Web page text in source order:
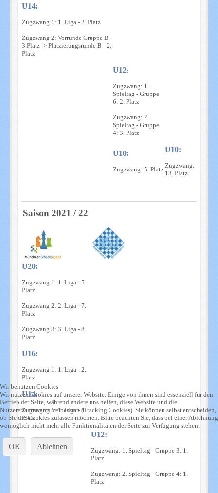
U14:
Zugzwang 1: 1. Liga - 2. Platz
Zugzwang 2: Vorrunde Gruppe B -
3.Platz -> Platzierungsrunde B - 2.
Platz
U12:
Zugzwang: 1.
Spieltag - Gruppe
6: 2. Platz
Zugzwang: 2.
Spieltag - Gruppe
4: 3. Platz
U10:
Zugzwang: 5. Platz
U10:
Zugzwang:
13. Platz
Saison 2021 / 22
U20:
Zugzwang 1: 1. Liga - 5.
Platz
Zugzwang 2: 2. Liga - 7.
Platz
Zugzwang 3: 3. Liga - 8.
Platz
U16:
Zugzwang 1: 1. Liga - 2.
Platz
U14:
Zugzwang 1: 1. Liga - 4.
Platz
U12:
Zugzwang: 1. Spieltag - Gruppe 3: 1.
Platz
Zugzwang: 2. Spieltag - Gruppe 4: 1.
Platz
Wir benutzen Cookies
Wir nutzen Cookies auf unserer Website. Einige von ihnen sind essenziell für den
Betrieb der Seite, während andere uns helfen, diese Website und die
Nutzererfahrung zu verbessern (Tracking Cookies). Sie können selbst entscheiden,
ob Sie die Cookies zulassen möchten. Bitte beachten Sie, dass bei einer Ablehnung
womöglich nicht mehr alle Funktionalitäten der Seite zur Verfügung stehen.
OK Ablehnen